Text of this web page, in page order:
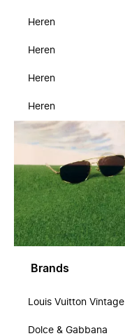
Heren
Heren
Heren
Heren
Brands
Louis Vuitton Vintage
Dolce & Gabbana